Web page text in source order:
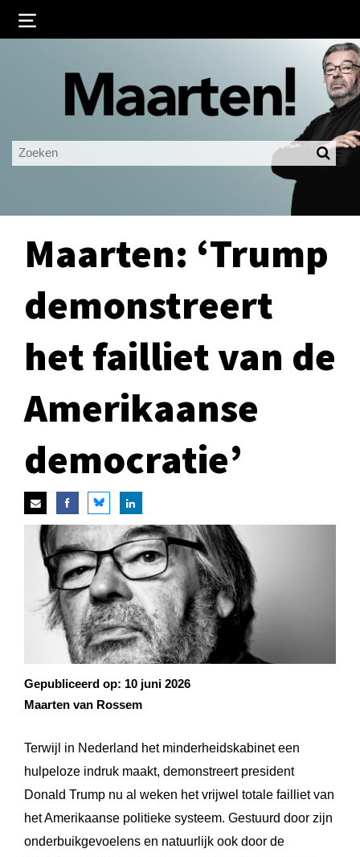
Ingelogd blijven
LOGIN
Maarten: ‘Trump
demonstreert
het failliet van de
Amerikaanse
democratie’
Gepubliceerd op: 10 juni 2026
Maarten van Rossem
Terwijl in Nederland het minderheidskabinet een
hulpeloze indruk maakt, demonstreert president
Donald Trump nu al weken het vrijwel totale failliet van
het Amerikaanse politieke systeem. Gestuurd door zijn
onderbuikgevoelens en natuurlijk ook door de